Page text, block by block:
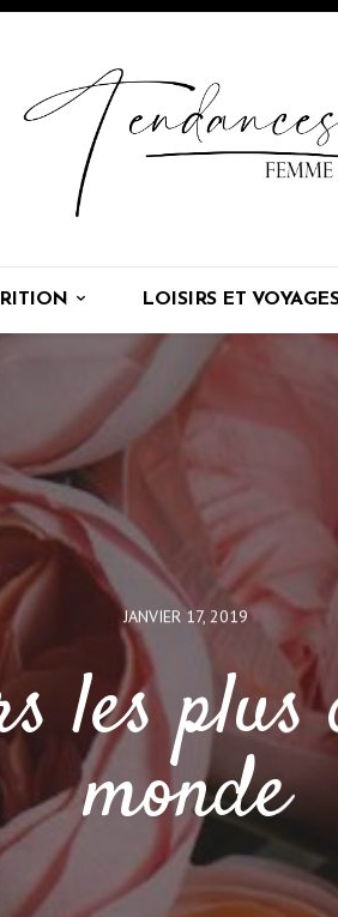
LOISIRS ET
JANVIER 17, 2019
les plus
monde